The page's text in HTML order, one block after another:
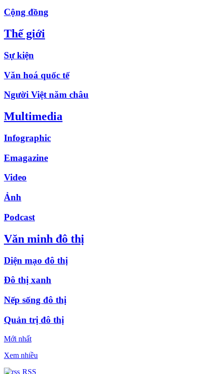
Cộng đồng
Thế giới
Sự kiện
Văn hoá quốc tế
Người Việt năm châu
Multimedia
Infographic
Emagazine
Video
Ảnh
Podcast
Văn minh đô thị
Diện mạo đô thị
Đô thị xanh
Nếp sống đô thị
Quản trị đô thị
Mới nhất
Xem nhiều
RSS